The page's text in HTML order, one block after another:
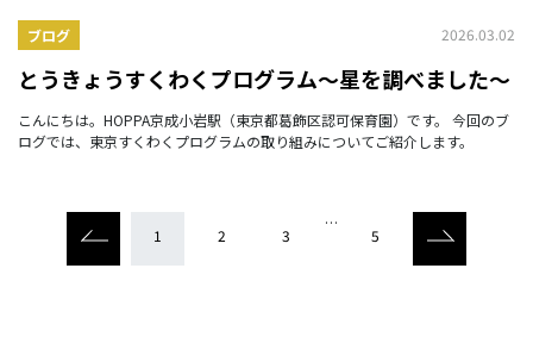
ブログ 2026.03.02
とうきょうすくわくプログラム～星を調べました～
こんにちは。HOPPA京成小岩駅（東京都葛飾区認可保育園）です。 今回のブ
ログでは、東京すくわくプログラムの取り組みについてご紹介します。
1 2 3
…
5